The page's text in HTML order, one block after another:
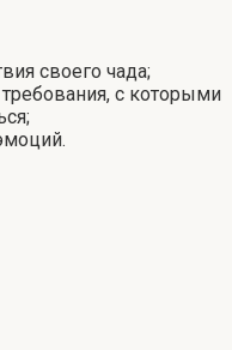
своего чада;
с которыми